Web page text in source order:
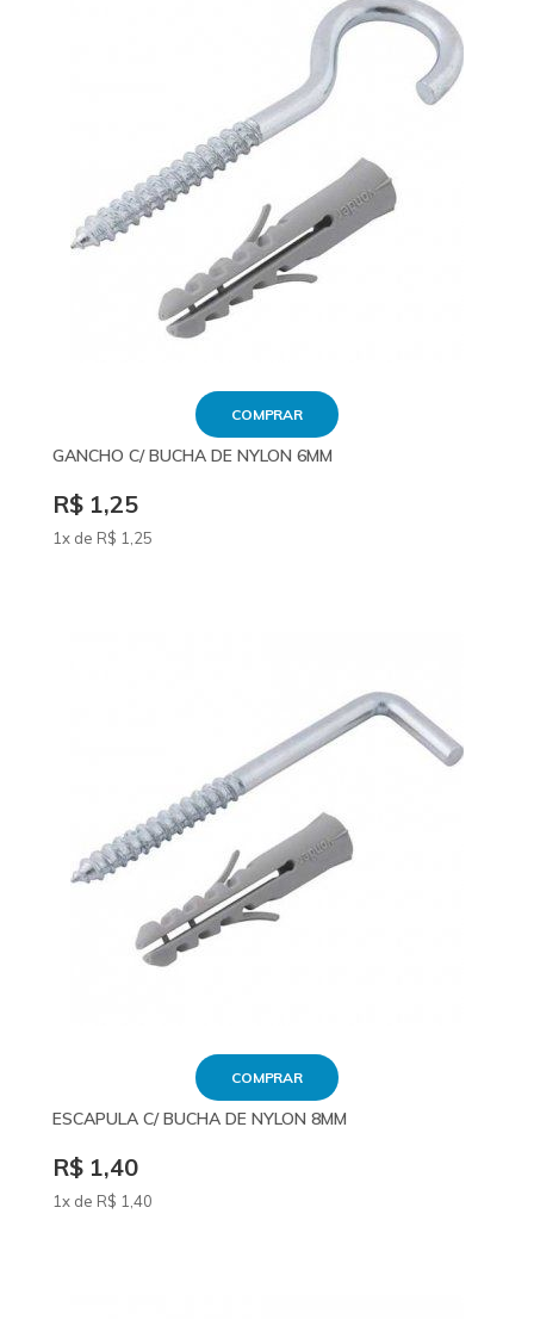
COMPRAR
GANCHO C/ BUCHA DE NYLON 6MM
R$ 1,25
1x de R$ 1,25
COMPRAR
ESCAPULA C/ BUCHA DE NYLON 8MM
R$ 1,40
1x de R$ 1,40